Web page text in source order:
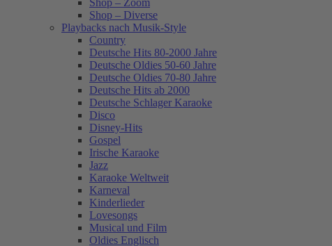
Shop – Diverse
Playbacks nach Musik-Style
Country
Deutsche Hits 80-2000 Jahre
Deutsche Oldies 50-60 Jahre
Deutsche Oldies 70-80 Jahre
Deutsche Hits ab 2000
Deutsche Schlager Karaoke
Disco
Disney-Hits
Gospel
Irische Karaoke
Jazz
Karaoke Weltweit
Karneval
Kinderlieder
Lovesongs
Musical und Film
Oldies Englisch